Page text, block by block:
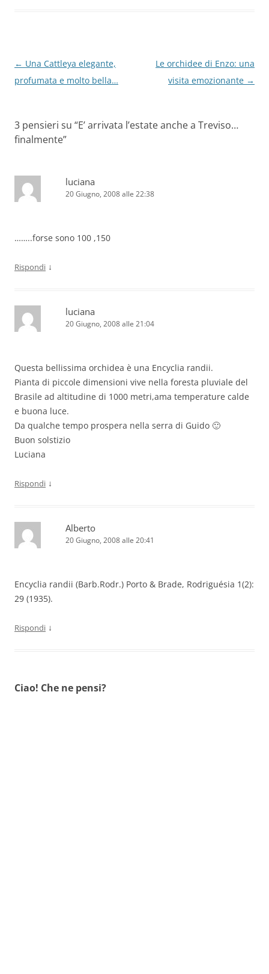
Navigazione
articolo
← Una Cattleya elegante,
profumata e molto bella…
Le orchidee di Enzo: una
visita emozionante →
3 pensieri su “E’ arrivata l’estate anche a Treviso…
finalmente”
luciana
20 Giugno, 2008 alle 22:38
……..forse sono 100 ,150
Rispondi ↓
luciana
20 Giugno, 2008 alle 21:04
Questa bellissima orchidea è una Encyclia randii.
Pianta di piccole dimensioni vive nella foresta pluviale del
Brasile ad altitudine di 1000 metri,ama temperature calde
e buona luce.
Da qualche tempo prospera nella serra di Guido 🙂
Buon solstizio
Luciana
Rispondi ↓
Alberto
20 Giugno, 2008 alle 20:41
Encyclia randii (Barb.Rodr.) Porto & Brade, Rodriguésia 1(2):
29 (1935).
Rispondi ↓
Ciao! Che ne pensi?